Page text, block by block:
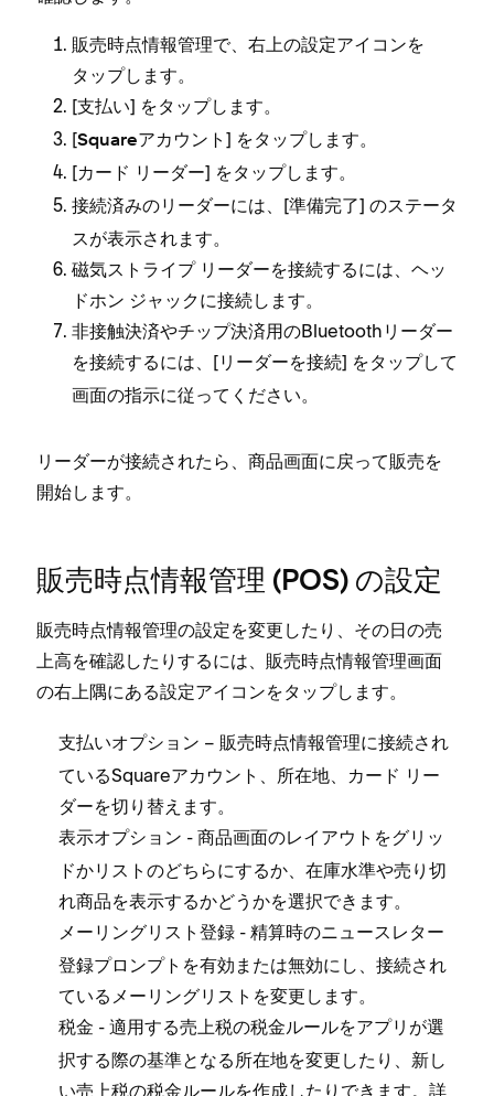
販売時点情報管理で⁠、右上の設定アイコンを
タ⁠ップします⁠。
[⁠支払い⁠] をタ⁠ップします⁠。
[⁠Squareアカウント ⁠] をタ⁠ップします⁠。
[⁠カ⁠ード リ⁠ーダ⁠ー⁠] をタ⁠ップします⁠。
接続済みのリ⁠ーダ⁠ーには⁠、[⁠準備完了⁠] のステ⁠ータ
スが表示されます⁠。
磁気ストライプ リ⁠ーダ⁠ーを接続するには⁠、ヘ⁠ッ
ドホン ジ⁠ャ⁠ックに接続します⁠。
非接触決済やチ⁠ップ決済用のBluetoothリ⁠ーダ⁠ー
を接続するには⁠、[⁠リ⁠ーダ⁠ーを接続⁠] をタ⁠ップして
画面の指示に従⁠ってください⁠。
リ⁠ーダ⁠ーが接続されたら⁠、商品画面に戻⁠って販売を
開始します⁠。
販売時点情報管理 (⁠POS⁠) の設定
販売時点情報管理の設定を変更したり⁠、その日の売
上高を確認したりするには⁠、販売時点情報管理画面
の右上隅にある設定アイコンをタ⁠ップします⁠。
支払いオプシ⁠ョン – 販売時点情報管理に接続され
ているSquareアカウント⁠、所在地⁠、カ⁠ード リ⁠ー
ダ⁠ーを切り替えます⁠。
表示オプシ⁠ョン - 商品画面のレイアウトをグリ⁠ッ
ドかリストのどちらにするか⁠、在庫水準や売り切
れ商品を表示するかどうかを選択できます⁠。
メ⁠ーリングリスト登録 - 精算時のニ⁠ュ⁠ースレタ⁠ー
登録プロンプトを有効または無効にし⁠、接続され
ているメ⁠ーリングリストを変更します⁠。
税金 - 適用する売上税の税金ル⁠ールをアプリが選
択する際の基準となる所在地を変更したり⁠、新し
い売上税の税金ル⁠ールを作成したりできます⁠。詳